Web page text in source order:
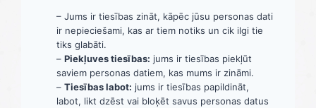
– Jums ir tiesības zināt, kāpēc jūsu personas dati
ir nepieciešami, kas ar tiem notiks un cik ilgi tie
tiks glabāti.
– Piekļuves tiesības: jums ir tiesības piekļūt
saviem personas datiem, kas mums ir zināmi.
– Tiesības labot: jums ir tiesības papildināt,
labot, likt dzēst vai bloķēt savus personas datus